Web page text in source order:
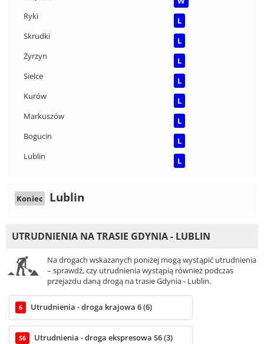
Ryki
L
Skrudki
L
Żyrzyn
L
Sielce
L
Kurów
L
Markuszów
L
Bogucin
L
Lublin
L
Koniec Lublin
UTRUDNIENIA NA TRASIE GDYNIA - LUBLIN
Na drogach wskazanych poniżej mogą wystąpić utrudnienia
– sprawdź, czy utrudnienia wystąpią również podczas
przejazdu daną drogą na trasie Gdynia - Lublin.
6 Utrudnienia - droga krajowa 6 (6)
S6 Utrudnienia - droga ekspresowa S6 (3)